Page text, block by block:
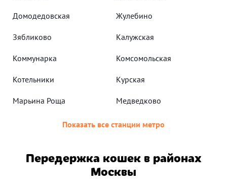
Домодедовская Жулебино
Зябликово Калужская
Коммунарка Комсомольская
Котельники Курская
Марьина Роща Медведково
Показать все станции метро
Передержка кошек в районах
Москвы